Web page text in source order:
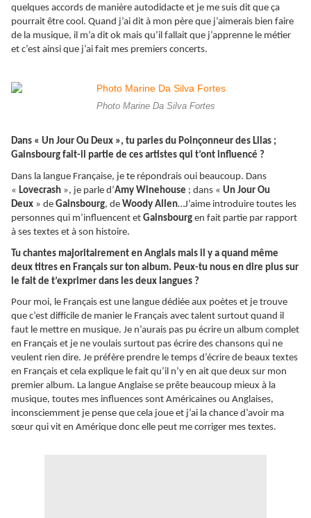
quelques accords de manière autodidacte et je me suis dit que ça
pourrait être cool. Quand j’ai dit à mon père que j’aimerais bien faire
de la musique, il m’a dit ok mais qu’il fallait que j’apprenne le métier
et c’est ainsi que j’ai fait mes premiers concerts.
Photo Marine Da Silva Fortes
Dans « Un Jour Ou Deux », tu parles du Poinçonneur des Lilas ;
Gainsbourg fait-il partie de ces artistes qui t’ont influencé ?
Dans la langue Française, je te répondrais oui beaucoup. Dans
« Lovecrash », je parle d’Amy Winehouse ; dans « Un Jour Ou
Deux » de Gainsbourg, de Woody Allen…J’aime introduire toutes les
personnes qui m’influencent et Gainsbourg en fait partie par rapport
à ses textes et à son histoire.
Tu chantes majoritairement en Anglais mais il y a quand même
deux titres en Français sur ton album. Peux-tu nous en dire plus sur
le fait de t’exprimer dans les deux langues ?
Pour moi, le Français est une langue dédiée aux poètes et je trouve
que c’est difficile de manier le Français avec talent surtout quand il
faut le mettre en musique. Je n’aurais pas pu écrire un album complet
en Français et je ne voulais surtout pas écrire des chansons qui ne
veulent rien dire. Je préfère prendre le temps d’écrire de beaux textes
en Français et cela explique le fait qu’il n’y en ait que deux sur mon
premier album. La langue Anglaise se prête beaucoup mieux à la
musique, toutes mes influences sont Américaines ou Anglaises,
inconsciemment je pense que cela joue et j’ai la chance d’avoir ma
sœur qui vit en Amérique donc elle peut me corriger mes textes.